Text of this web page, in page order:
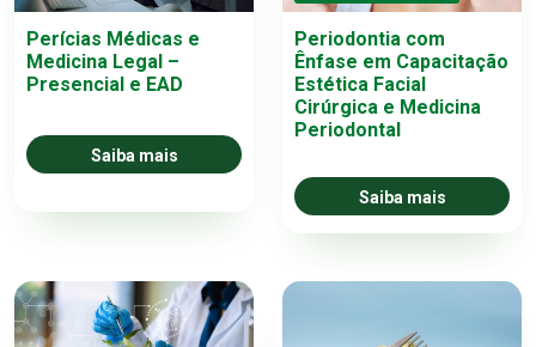
Perícias Médicas e
Medicina Legal –
Presencial e EAD
Saiba mais
Periodontia com
Ênfase em Capacitação
Estética Facial
Cirúrgica e Medicina
Periodontal
Saiba mais